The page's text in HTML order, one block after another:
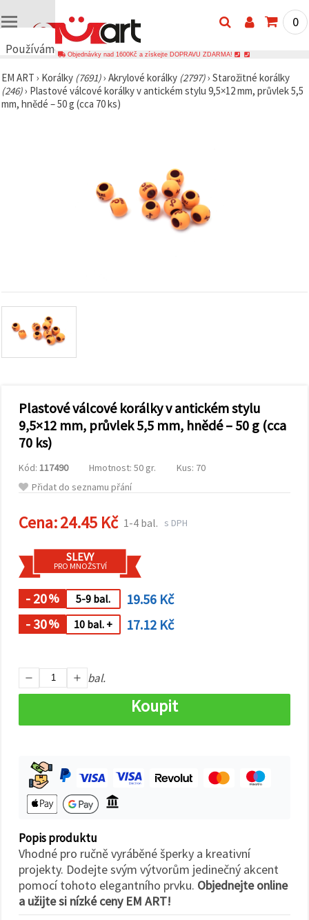
Používáme
🍪
Používáme
cookies a
zobrazovali
reklamu, a
to i s
našich
marketing.
Můžete
souhlasit s
použitím
cookies
kliknutím
"Přijmout
můžete
uvést své
Nastavení
výběrem
daného
cookies a
kliknutím
na tlačítko
"Uložit"
vše
0
Objednávky nad 1600Kč a získejte DOPRAVU ZDARMA!
EM ART › Korálky (7691)› Akrylové korálky (2797)› Starožitné korálky
(246)› Plastové válcové korálky v antickém stylu 9,5×12 mm, průvlek 5,5
mm, hnědé – 50 g (cca 70 ks)
Plastové válcové korálky v antickém stylu
9,5×12 mm, průvlek 5,5 mm, hnědé – 50 g (cca
70 ks)
Kód: 117490 Hmotnost: 50 gr.
Kus: 70
Přidat do seznamu přání
Cena:24.45 Kč 1-4 bal. s DPH
SLEVY
PRO MNOŽSTVÍ
- 20% 5-9 bal.
19.56 Kč
- 30% 10 bal. + 17.12 Kč
bal.
Koupit
Popis produktu
Vhodné pro ručně vyráběné šperky a kreativní
projekty. Dodejte svým výtvorům jedinečný akcent
pomocí tohoto elegantního prvku. Objednejte online
a užijte si nízké ceny EM ART!